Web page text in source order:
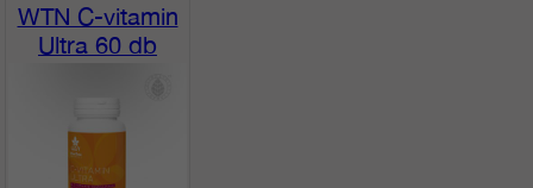
WTN C-vitamin
Ultra 60 db